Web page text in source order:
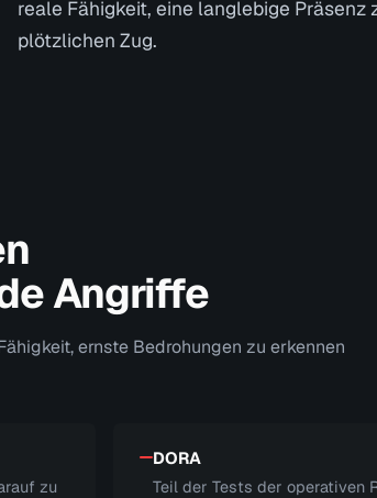
reale Fähigkeit, eine langlebige
plötzlichen Zug.
Angriffe
ernste Bedrohungen zu erkennen
zu
DORA
Teil der Tests der operativen